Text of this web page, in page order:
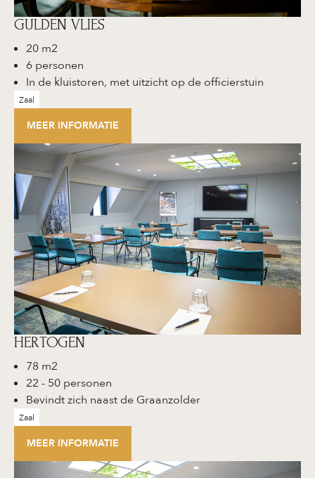
GULDEN VLIES
20 m2
6 personen
In de kluistoren, met uitzicht op de officierstuin​
Zaal
MEER INFORMATIE
HERTOGEN
78 m2
22 - 50 personen
Bevindt zich naast de Graanzolder
Zaal
MEER INFORMATIE